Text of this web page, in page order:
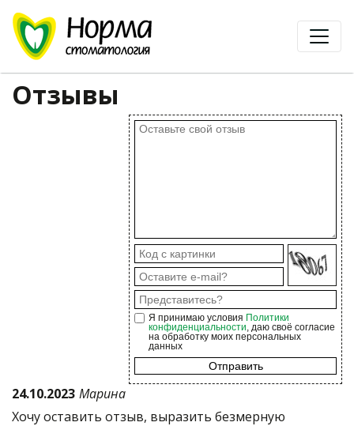
Отзывы
Я принимаю условия Политики
конфиденциальности, даю своё согласие
на обработку моих персональных
данных
24.10.2023 Марина
Хочу оставить отзыв, выразить безмерную